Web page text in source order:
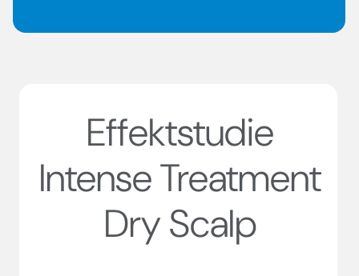
Effektstudie
Intense Treatment
Dry Scalp